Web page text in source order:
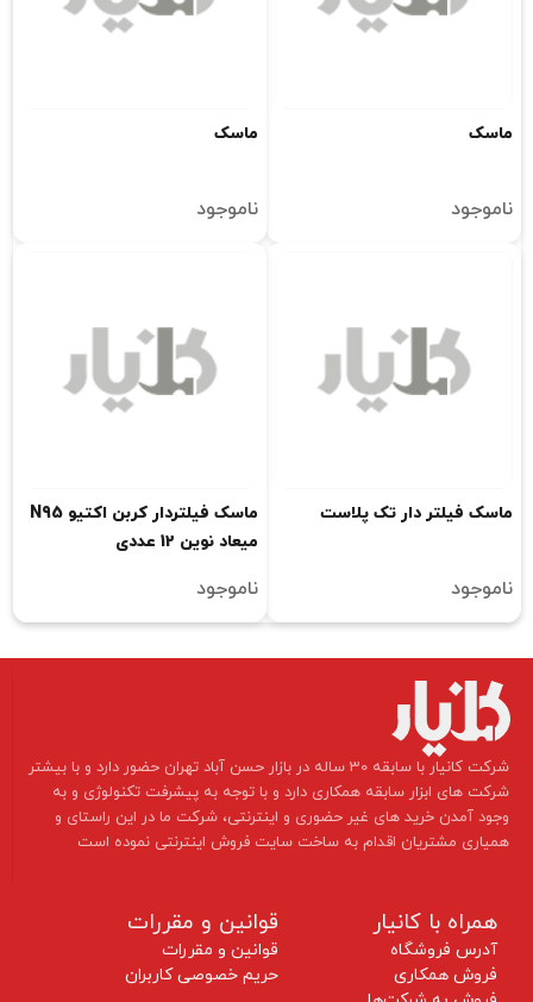
ماسک
ناموجود
ماسک
ناموجود
ماسک فیلتر دار تک پلاست
ناموجود
ماسک فیلتردار کربن اکتیو N95
میعاد نوین 12 عددی
ناموجود
​شرکت کانیار با سابقه 30 ساله در بازار حسن آباد تهران حضور دارد و با بیشتر
شرکت های ابزار سابقه همکاری دارد و با توجه به پیشرفت تکنولوژی و به
وجود آمدن خرید های غیر حضوری و اینترنتی، شرکت ما در این راستای و
همیاری مشتریان اقدام به ساخت سایت فروش اینترنتی نموده است ​​​​​​​
همراه با کانیار
آدرس فروشگاه
فروش همکاری
قوانین و مقررات
قوانین و مقررات
حریم خصوصی کاربران